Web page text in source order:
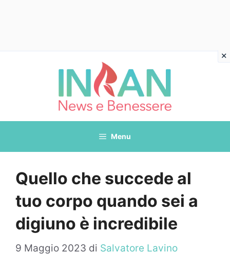
Menu
Quello che succede al
tuo corpo quando sei a
digiuno è incredibile
9 Maggio 2023 di Salvatore Lavino